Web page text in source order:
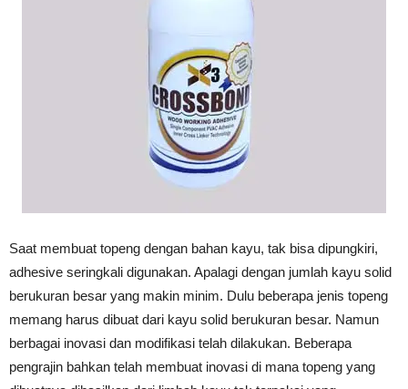
Saat membuat topeng dengan bahan kayu, tak bisa dipungkiri,
adhesive seringkali digunakan. Apalagi dengan jumlah kayu solid
berukuran besar yang makin minim. Dulu beberapa jenis topeng
memang harus dibuat dari kayu solid berukuran besar. Namun
berbagai inovasi dan modifikasi telah dilakukan. Beberapa
pengrajin bahkan telah membuat inovasi di mana topeng yang